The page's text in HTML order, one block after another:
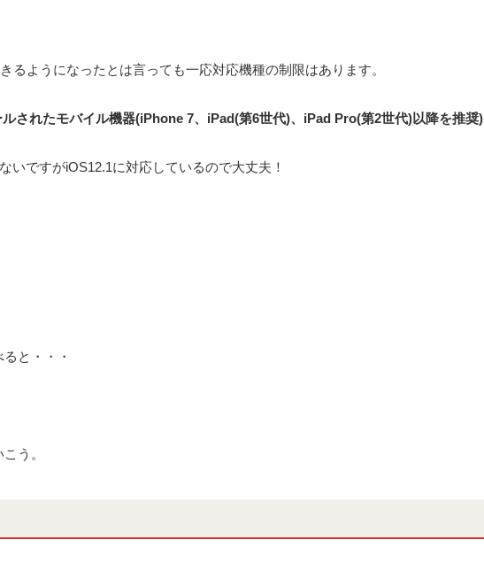
るようになったとは言っても一応対応機種の制限はあります。
されたモバイル機器(iPhone 7、iPad(第6世代)、iPad Pro(第2世代)以降を推奨)
いですがiOS12.1に対応しているので大丈夫！
と・・・
う。